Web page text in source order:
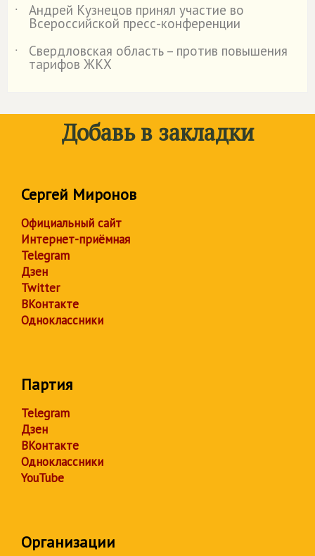
˙
Андрей Кузнецов принял участие во
Всероссийской пресс-конференции
˙
Свердловская область – против повышения
тарифов ЖКХ
Добавь в закладки
Сергей Миронов
Официальный сайт
Интернет-приёмная
Telegram
Дзен
Twitter
ВКонтакте
Одноклассники
Партия
Telegram
Дзен
ВКонтакте
Одноклассники
YouTube
Организации